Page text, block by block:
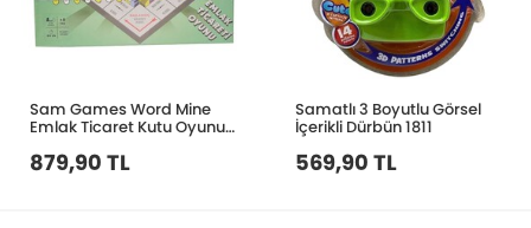
Sam Games Word Mine
Emlak Ticaret Kutu Oyunu
879,90 TL
Samatlı 3 Boyutlu Görsel
İçerikli Dürbün 1811
569,90 TL